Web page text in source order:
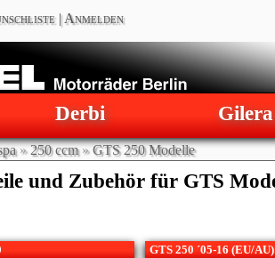
|Anmelden
Derbi Gilera
»250 ccm»GTS 250 Modelle
und Zubehör für GTS
GTS 250 ´05-16 (EU/AU)